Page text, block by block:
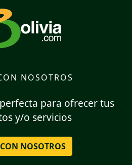
NOSOTROS
para ofrecer tus
y/o servicios
NOSOTROS